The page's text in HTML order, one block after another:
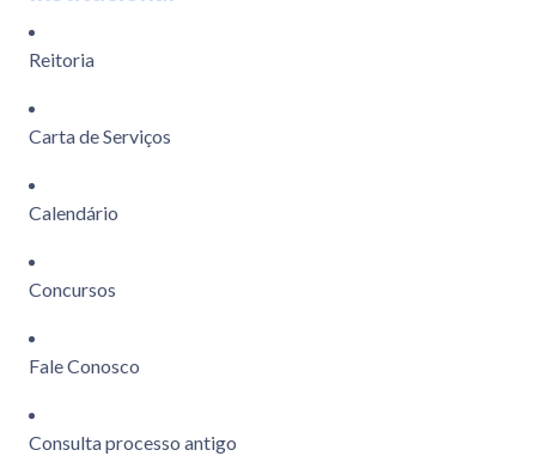
Reitoria
Carta de Serviços
Calendário
Concursos
Fale Conosco
Consulta processo antigo